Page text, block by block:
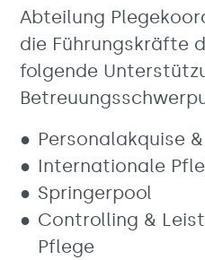
Abteilung
die Führungskräfte
folgende
Personalakquise
Internationale
Springerpool
Controlling &
Pflege